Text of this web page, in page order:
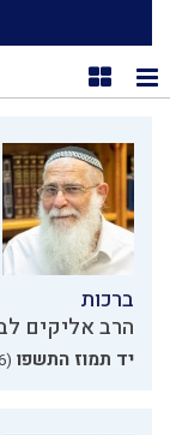
תצוגת רשימה
תצוגת
ברכות
הרב אליקים
יד תמוז התשפו (29.06.2026)